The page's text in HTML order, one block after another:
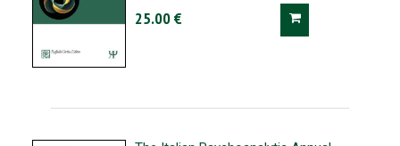
25.00 €